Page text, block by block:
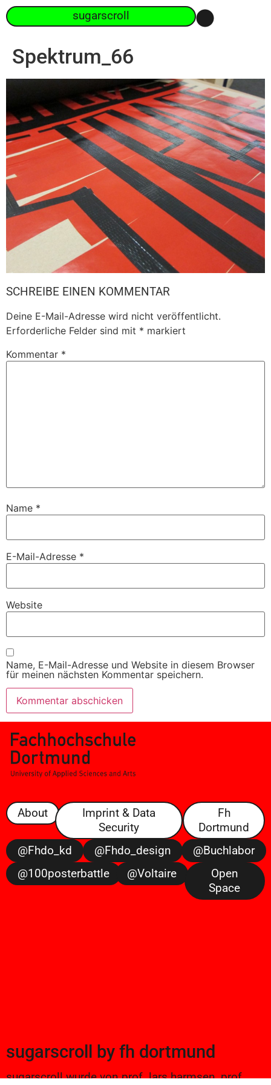
sugarscroll
Spektrum_66
SCHREIBE EINEN KOMMENTAR
Deine E-Mail-Adresse wird nicht veröffentlicht.
Erforderliche Felder sind mit * markiert
Kommentar *
Name *
E-Mail-Adresse *
Website
Name, E-Mail-Adresse und Website in diesem Browser
für meinen nächsten Kommentar speichern.
About
Imprint & Data
Security
Fh
Dortmund
@fhdo_kd
@fhdo_design
@buchlabor
@100posterbattle
@voltaire
Open
Space
sugarscroll by fh dortmund
sugarscroll wurde von prof. lars harmsen, prof.